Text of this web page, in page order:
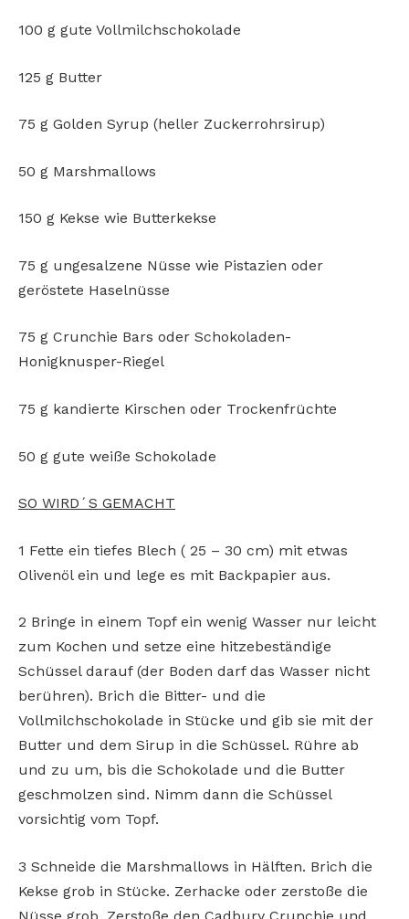
100 g gute Vollmilchschokolade
125 g Butter
75 g Golden Syrup (heller Zuckerrohrsirup)
50 g Marshmallows
150 g Kekse wie Butterkekse
75 g ungesalzene Nüsse wie Pistazien oder
geröstete Haselnüsse
75 g Crunchie Bars oder Schokoladen-
Honigknusper-Riegel
75 g kandierte Kirschen oder Trockenfrüchte
50 g gute weiße Schokolade
SO WIRD´S GEMACHT
1 Fette ein tiefes Blech ( 25 – 30 cm) mit etwas
Olivenöl ein und lege es mit Backpapier aus.
2 Bringe in einem Topf ein wenig Wasser nur leicht
zum Kochen und setze eine hitzebeständige
Schüssel darauf (der Boden darf das Wasser nicht
berühren). Brich die Bitter- und die
Vollmilchschokolade in Stücke und gib sie mit der
Butter und dem Sirup in die Schüssel. Rühre ab
und zu um, bis die Schokolade und die Butter
geschmolzen sind. Nimm dann die Schüssel
vorsichtig vom Topf.
3 Schneide die Marshmallows in Hälften. Brich die
Kekse grob in Stücke. Zerhacke oder zerstoße die
Nüsse grob. Zerstoße den Cadbury Crunchie und